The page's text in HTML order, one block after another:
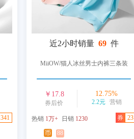
341
近2小时销量 69 件
MiiOW/猫人冰丝男士内裤三条装
￥ 17.8
券后价
12.75%
2.2元 营销
热销 1万+ 日销 1230 券 23
币 88